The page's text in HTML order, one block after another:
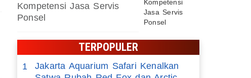
Kompetensi Jasa Servis
Ponsel
TERPOPULER
1
Jakarta Aquarium Safari Kenalkan